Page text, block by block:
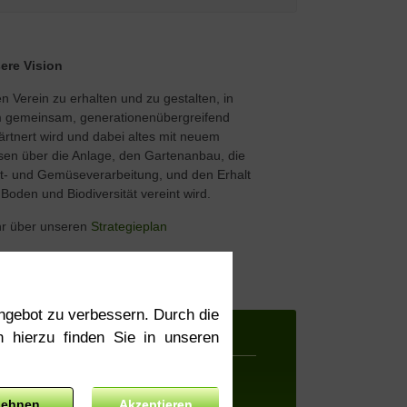
Vision
Verein zu erhalten und zu gestalten, in
gemeinsam, generationenübergreifend
wird und dabei altes mit neuem
über die Anlage, den Gartenanbau, die
und Gemüseverarbeitung, und den Erhalt
und Biodiversität vereint wird.
über unseren Strategieplan
zu verbessern. Durch die
hierzu finden Sie in unseren